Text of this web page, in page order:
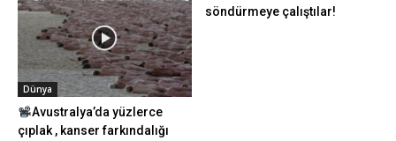
Dünya
Avustralya’da yüzlerce
çıplak , kanser farkındalığı
söndürmeye çalıştılar!